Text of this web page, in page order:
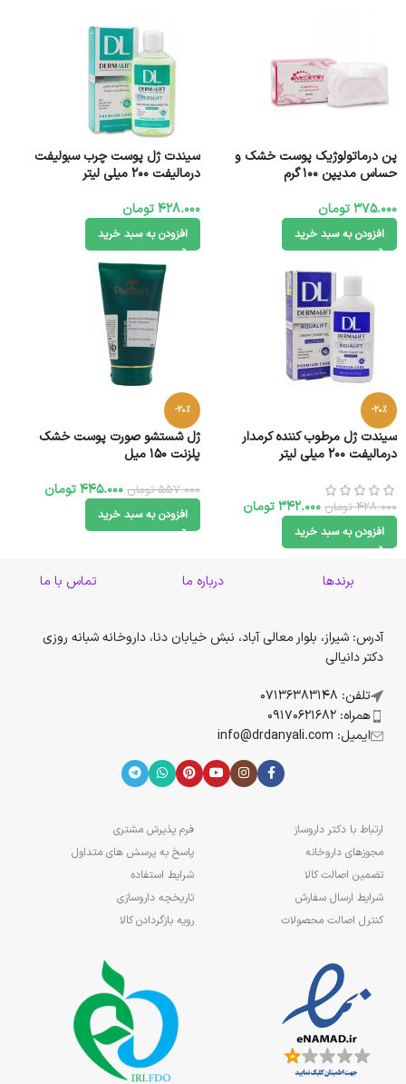
پن درماتولوژیک پوست‌ خشک و
حساس مدیپن 100 گرم
375.000تومان
افزودن به سبد خرید
سیندت ژل پوست چرب سبولیفت
درمالیفت ۲۰۰ میلی لیتر
428.000تومان
افزودن به سبد خرید
-20%
سیندت ژل مرطوب کننده کرمدار
درمالیفت ۲۰۰ میلی لیتر
428.000 تومان 342.000تومان
افزودن به سبد خرید
-20%
ژل شستشو صورت پوست خشک
پلزنت 150 میل
557.000 تومان 445.000تومان
افزودن به سبد خرید
برندها درباره ما تماس با ما
آدرس: شیراز، بلوار معالی آباد، نبش خیابان دنا، داروخانه شبانه روزی
دکتر دانیالی
تلفن: 07136383148
همراه: 09170621682
ایمیل: info@drdanyali.com
ارتباط با دکتر داروساز
مجوزهای داروخانه
تضمین اصالت کالا
شرایط ارسال سفارش
کنترل اصالت محصولات
فرم پذیرش مشتری
پاسخ به پرسش های متداول
شرایط استفاده
تاریخچه داروسازی
رویه بازگردادن کالا